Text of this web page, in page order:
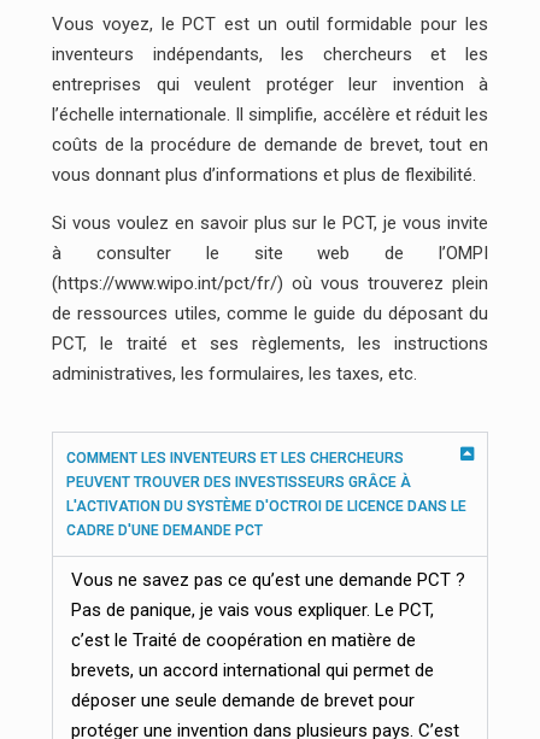
Vous voyez, le PCT est un outil formidable pour les
inventeurs indépendants, les chercheurs et les
entreprises qui veulent protéger leur invention à
l’échelle internationale. Il simplifie, accélère et réduit les
coûts de la procédure de demande de brevet, tout en
vous donnant plus d’informations et plus de flexibilité.
Si vous voulez en savoir plus sur le PCT, je vous invite
à consulter le site web de l’OMPI
(https://www.wipo.int/pct/fr/) où vous trouverez plein
de ressources utiles, comme le guide du déposant du
PCT, le traité et ses règlements, les instructions
administratives, les formulaires, les taxes, etc.
COMMENT LES INVENTEURS ET LES CHERCHEURS
PEUVENT TROUVER DES INVESTISSEURS GRÂCE À
L'ACTIVATION DU SYSTÈME D'OCTROI DE LICENCE DANS LE
CADRE D'UNE DEMANDE PCT
Vous ne savez pas ce qu’est une demande PCT ?
Pas de panique, je vais vous expliquer. Le PCT,
c’est le Traité de coopération en matière de
brevets, un accord international qui permet de
déposer une seule demande de brevet pour
protéger une invention dans plusieurs pays. C’est